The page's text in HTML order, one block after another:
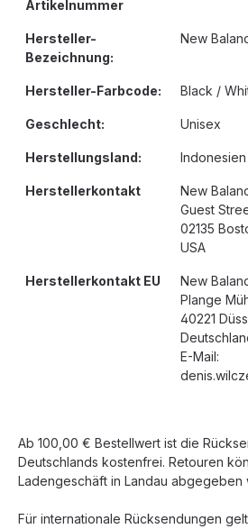
Artikelnummer
Hersteller-
Bezeichnung:
New
Hersteller-Farbcode: Black /
Geschlecht: Unisex
Herstellungsland: Indonesien
Herstellerkontakt
New
Guest
02135
USA
Herstellerkontakt EU
New
Plange
40221
E-Mail:
Ab 100,00 € Bestellwert ist die
Deutschlands kostenfrei. Retouren
Ladengeschäft in Landau abgegeben
Für internationale Rücksendungen